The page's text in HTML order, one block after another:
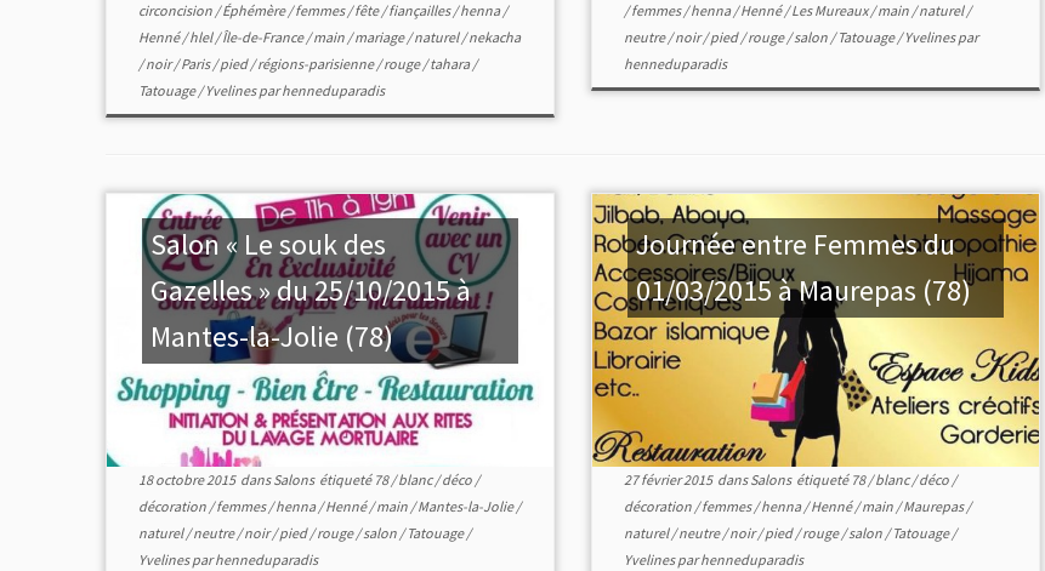
circoncision /Éphémère/femmes/fête/fiançailles/henna/
Henné/hlel/Île-de-France/main /mariage/naturel/nekacha
/noir/Paris/pied/régions-parisienne/rouge/tahara/
Tatouage/Yvelinesparhenneduparadis
/femmes/henna/Henné/Les Mureaux/main /naturel/
neutre/noir/pied/rouge/salon /Tatouage/Yvelinespar
henneduparadis
Salon « Le souk des
Gazelles » du 25/10/2015 à
Mantes-la-Jolie (78)
18 octobre 2015dansSalons étiqueté 78/blanc/déco /
décoration /femmes/henna/Henné/main /Mantes-la-Jolie/
naturel/neutre/noir/pied/rouge/salon /Tatouage/
Yvelinesparhenneduparadis
Journée entre Femmes du
01/03/2015 à Maurepas (78)
27 février 2015dansSalons étiqueté 78/blanc/déco /
décoration /femmes/henna/Henné/main /Maurepas/
naturel/neutre/noir/pied/rouge/salon /Tatouage/
Yvelinesparhenneduparadis